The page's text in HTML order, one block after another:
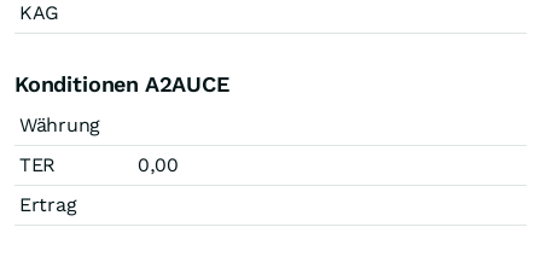
KAG
Konditionen A2AUCE
Währung
TER
0,00
Ertrag